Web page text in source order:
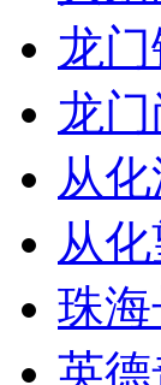
龙门
龙
从
从
珠
英